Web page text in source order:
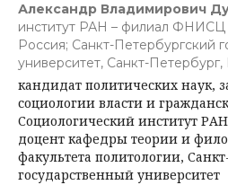
Александр Владимирович
институт РАН – филиал ФНИСЦ
Россия; Санкт-Петербургский
университет, Санкт-Петербург,
кандидат политических наук,
социологии власти и
Социологический институт
доцент кафедры теории и
факультета политологии,
государственный университет